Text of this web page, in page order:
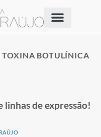
TOXINA BOTULÍNICA
linhas de expressão!